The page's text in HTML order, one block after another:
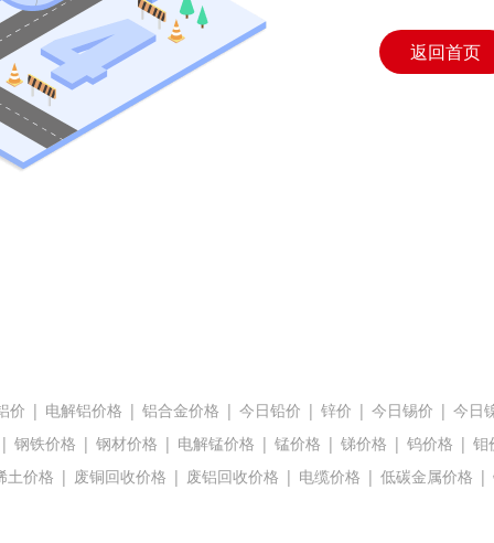
返回首页
价 | 电解铝价格 | 铝合金价格 | 今日铅价 | 锌价 | 今日锡价 | 今日
| 钢铁价格 | 钢材价格 | 电解锰价格 | 锰价格 | 锑价格 | 钨价格 | 钼
土价格 | 废铜回收价格 | 废铝回收价格 | 电缆价格 | 低碳金属价格 |